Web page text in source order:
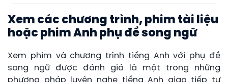
Xem các chương trình, phim tài liệu
hoặc phim Anh phụ đề song ngữ
Xem phim và chương trình tiếng Anh với phụ đề
song ngữ được đánh giá là một trong những
phương pháp luyện nghe tiếng Anh giao tiếp tự